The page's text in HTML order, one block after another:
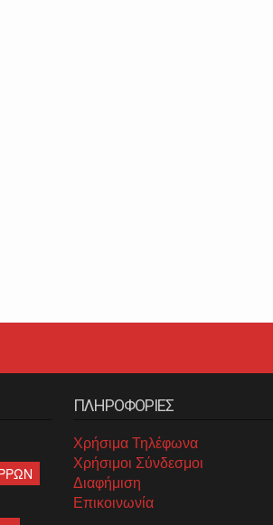
ΠΛΗΡΟΦΟΡΙΕΣ
Χρήσιμα Τηλέφωνα
Χρήσιμοι Σύνδεσμοι
Διαφήμιση
Επικοινωνία